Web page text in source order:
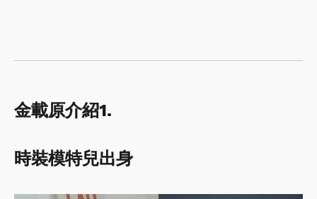
金載原介紹1.
時裝模特兒出身